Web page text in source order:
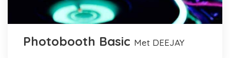
Photobooth Basic met DEEJAY